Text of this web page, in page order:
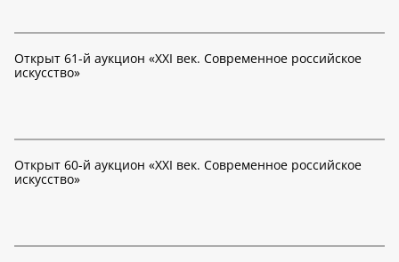
Открыт 61-й аукцион «XXI век. Современное российское
искусство»
Открыт 60-й аукцион «XXI век. Современное российское
искусство»